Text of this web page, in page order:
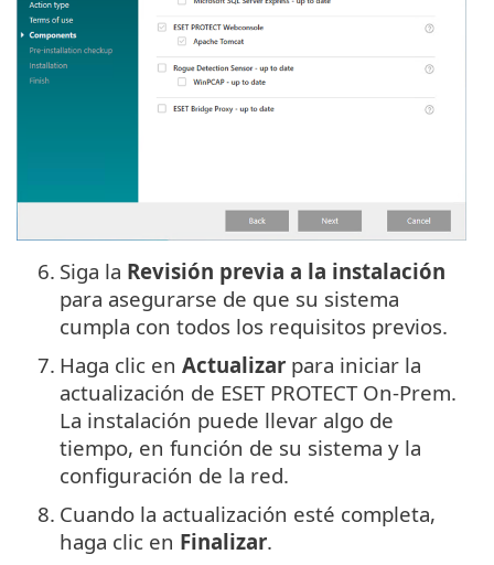
6. Siga la Revisión previa a la instalación
para asegurarse de que su sistema
cumpla con todos los requisitos previos.
7. Haga clic en Actualizar para iniciar la
actualización de ESET PROTECT On-Prem.
La instalación puede llevar algo de
tiempo, en función de su sistema y la
configuración de la red.
8. Cuando la actualización esté completa,
haga clic en Finalizar.